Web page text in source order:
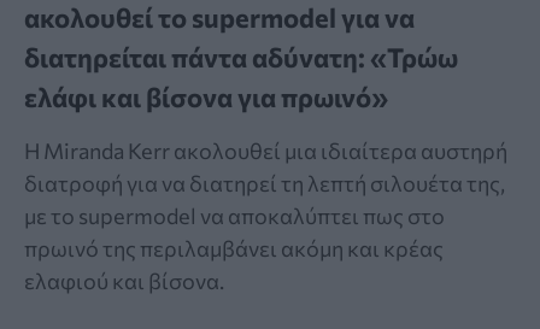
ακολουθεί το supermodel για να
διατηρείται πάντα αδύνατη: «Τρώω
ελάφι και βίσονα για πρωινό»
Η Miranda Kerr ακολουθεί μια ιδιαίτερα αυστηρή
διατροφή για να διατηρεί τη λεπτή σιλουέτα της,
με το supermodel να αποκαλύπτει πως στο
πρωινό της περιλαμβάνει ακόμη και κρέας
ελαφιού και βίσονα.